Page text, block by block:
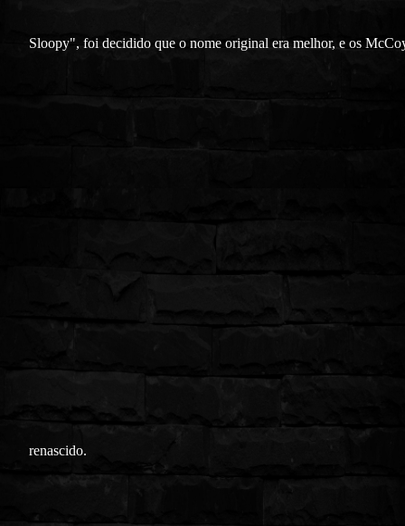
Sloopy", foi decidido que o nome original era melhor, e os
renascido.